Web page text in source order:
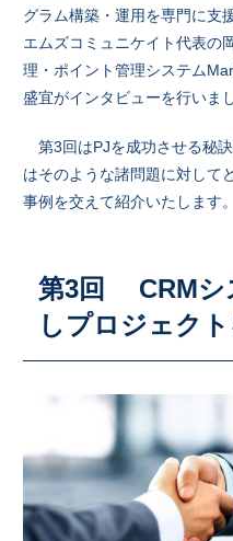
グラム構築・運用を専門に支
エムズコミュニケイト代表の
理・ポイント管理システム
盛宜がインタビューを行いまし
第3回はPJを成功させる秘
はそのような諸問題に対して
事例を交えて紹介いたします。
第3回 CRMシ
しプロジェク